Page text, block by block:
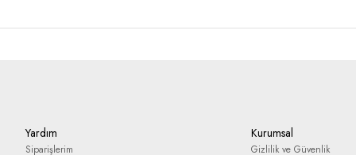
Yardım
Siparişlerim
Kurumsal
Gizlilik ve Güvenlik